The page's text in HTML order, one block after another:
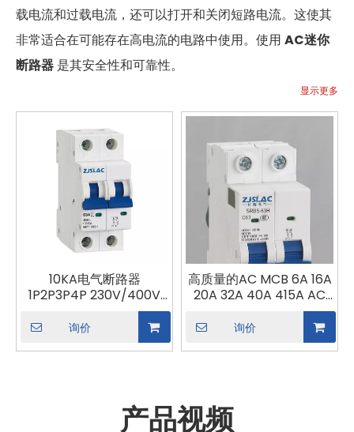
载电流和过载电流，还可以打开和关闭短路电流。这使其
非常适合在可能存在高电流的电路中使用。使用 AC迷你
断路器 是其安全性和可靠性。
显示更多
10KA电气断路器
1P2P3P4P 230V/400V
1A/2A/6A/10A/10A/16A/20A/20A/25A/50A/63A
AC MC MCB微型电气断
询价
高质量的AC MCB 6A 16A
20A 32A 40A 415A AC
415V太阳能系统的电动电
气断路器
询价
产品视频